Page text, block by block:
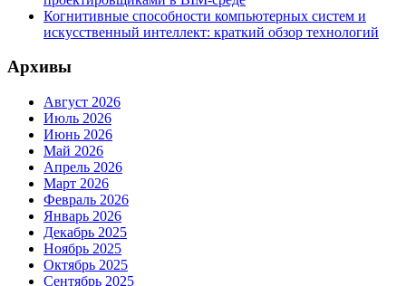
Когнитивные способности компьютерных систем и
искусственный интеллект: краткий обзор технологий
Архивы
Август 2026
Июль 2026
Июнь 2026
Май 2026
Апрель 2026
Март 2026
Февраль 2026
Январь 2026
Декабрь 2025
Ноябрь 2025
Октябрь 2025
Сентябрь 2025